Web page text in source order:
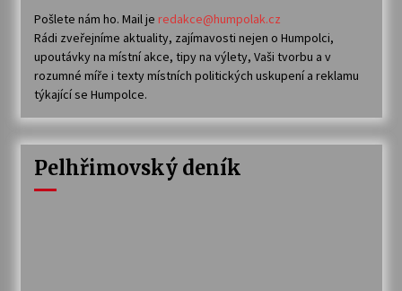
Pošlete nám ho. Mail je redakce@humpolak.cz
Rádi zveřejníme aktuality, zajímavosti nejen o Humpolci,
upoutávky na místní akce, tipy na výlety, Vaši tvorbu a v
rozumné míře i texty místních politických uskupení a reklamu
týkající se Humpolce.
Pelhřimovský deník